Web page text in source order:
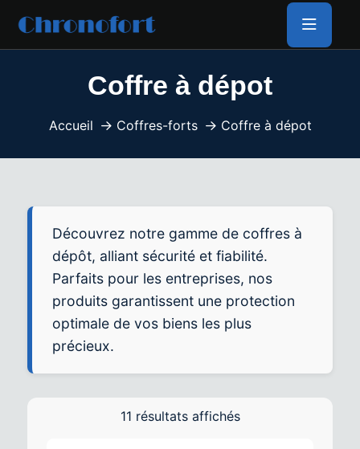
Coffre à dépot
Accueil Coffres-forts Coffre à dépot
Découvrez notre gamme de coffres à
dépôt, alliant sécurité et fiabilité.
Parfaits pour les entreprises, nos
produits garantissent une protection
optimale de vos biens les plus
précieux.
11 résultats affichés